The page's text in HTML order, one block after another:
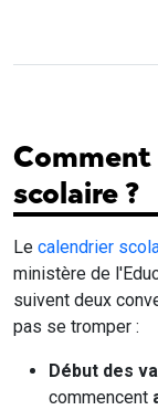
Comment
scolaire ?
Le calendrier
ministère de
suivent deux
pas se tromper :
Début des
commencent